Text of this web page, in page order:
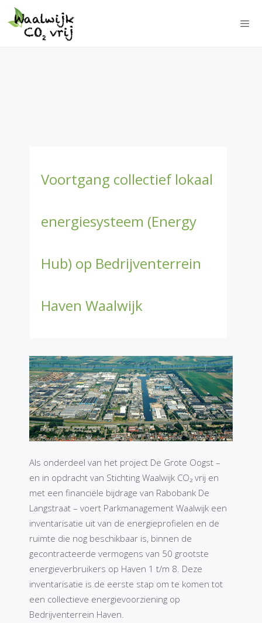
naar
Skip
to
content
Voortgang collectief lokaal
energiesysteem (Energy
Hub) op Bedrijventerrein
Haven Waalwijk
Als onderdeel van het project De Grote Oogst –
en in opdracht van Stichting Waalwijk CO₂ vrij en
met een financiële bijdrage van Rabobank De
Langstraat – voert Parkmanagement Waalwijk een
inventarisatie uit van de energieprofielen en de
ruimte die nog beschikbaar is, binnen de
gecontracteerde vermogens van 50 grootste
energieverbruikers op Haven 1 t/m 8. Deze
inventarisatie is de eerste stap om te komen tot
een collectieve energievoorziening op
Bedrijventerrein Haven.